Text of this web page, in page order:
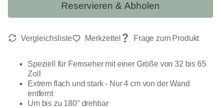
Speziell für Fernseher mit einer Größe von 32 bis 65
Zoll
Extrem flach und stark - Nur 4 cm von der Wand
entfernt
Um bis zu 180° drehbar
Reservieren & Abholen